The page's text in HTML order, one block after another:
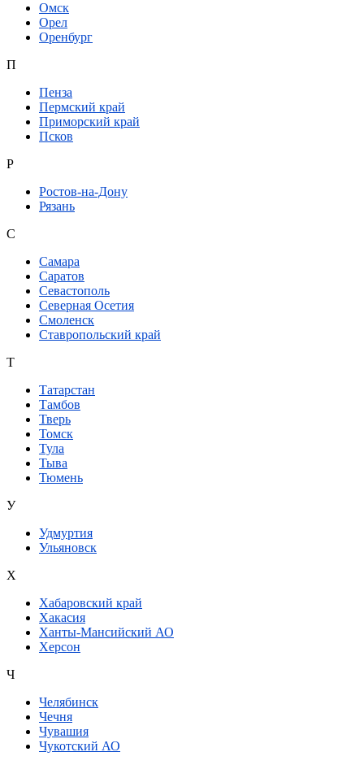
Омск
Орел
Оренбург
П
Пенза
Пермский край
Приморский край
Псков
Р
Ростов-на-Дону
Рязань
С
Самара
Саратов
Севастополь
Северная Осетия
Смоленск
Ставропольский край
Т
Татарстан
Тамбов
Тверь
Томск
Тула
Тыва
Тюмень
У
Удмуртия
Ульяновск
Х
Хабаровский край
Хакасия
Ханты-Мансийский АО
Херсон
Ч
Челябинск
Чечня
Чувашия
Чукотский АО